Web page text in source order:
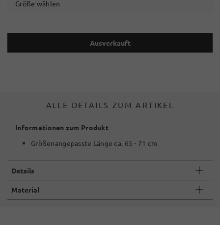
Größe wählen
Ausverkauft
ALLE DETAILS ZUM ARTIKEL
Informationen zum Produkt
Größenangepasste Länge ca. 65 - 71 cm
Details
Material